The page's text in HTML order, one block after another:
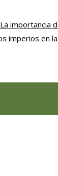
La importancia
imperios en